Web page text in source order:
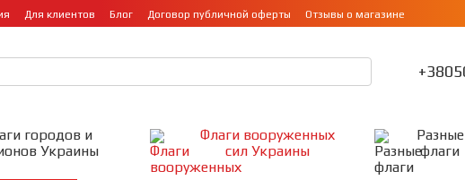
Для клиентов Блог Договор публичной оферты Отзывы о магазине
городов и
Украины
Флаги вооруженных
сил Украины
Разные
флаги